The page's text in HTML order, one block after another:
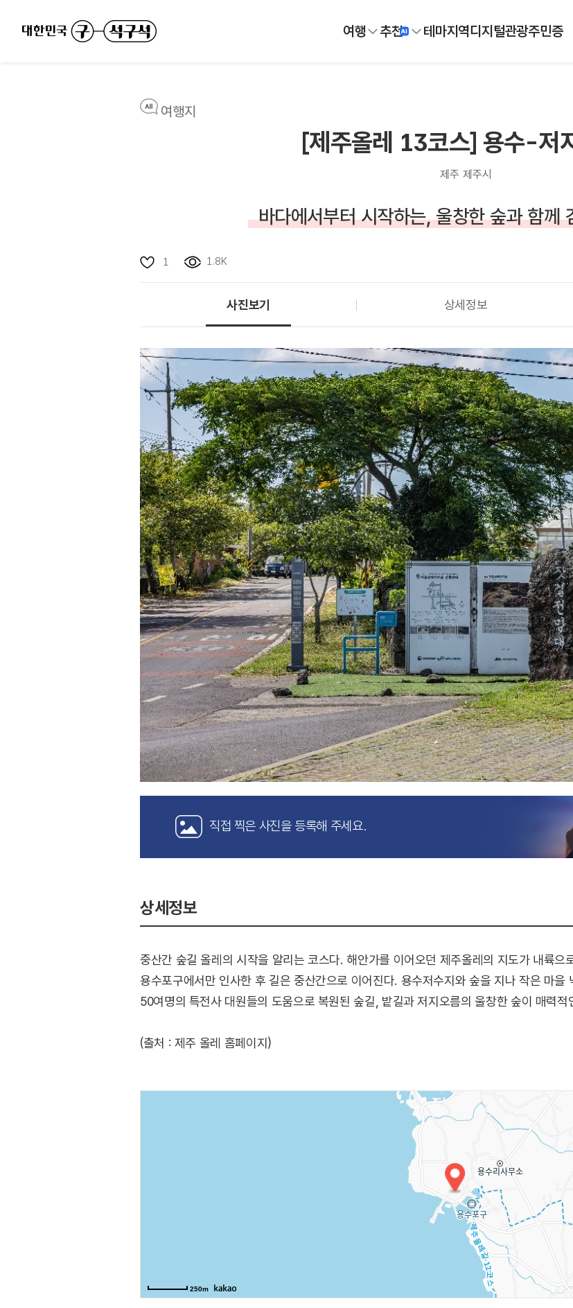
여행 추천 테마지역디지털관광주민증
여행지
[제주올레 13코스] 용수-저
제주 제주시
바다에서부터 시작하는, 울창한 숲과 함께
1 1.8K
사진보기 상세정보
직접 찍은 사진을 등록해 주세요.
상세정보
중산간 숲길 올레의 시작을 알리는 코스다. 해안가를 이어오던 제주올레의 지도가 내륙으
용수포구에서만 인사한 후 길은 중산간으로 이어진다. 용수저수지와 숲을 지나 작은 마을
50여명의 특전사 대원들의 도움으로 복원된 숲길, 밭길과 저지오름의 울창한 숲이 매력적
(출처 : 제주 올레 홈페이지)
250m